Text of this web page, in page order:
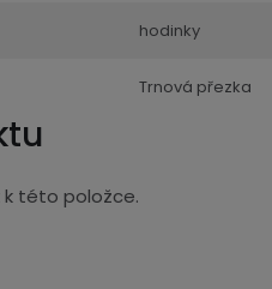
hodinky
Trnová přezka
k této položce.